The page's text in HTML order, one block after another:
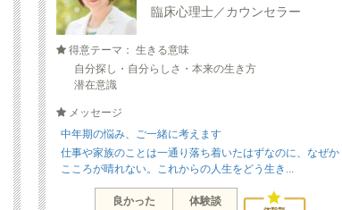
臨床心理士／カウンセラー
得意テーマ： 生きる意味
自分探し・自分らしさ・本来の生き方
潜在意識
メッセージ
中年期の悩み、ご一緒に考えます
仕事や家族のことは一通り落ち着いたはずなのに、なぜか
こころが晴れない。これからの人生をどう生き...
良かった 体験談